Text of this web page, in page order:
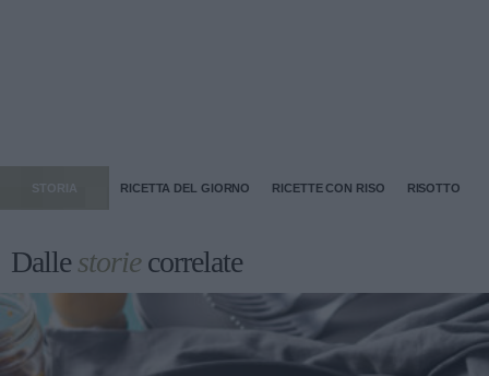
STORIA RICETTA DEL GIORNO RICETTE CON RISO RISOTTO
Dallestoriecorrelate